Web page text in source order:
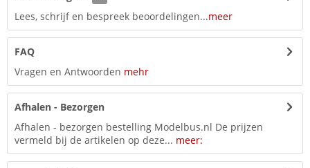
Lees, schrijf en bespreek beoordelingen...meer
FAQ
Vragen en Antwoorden mehr
Afhalen - Bezorgen
Afhalen - bezorgen bestelling Modelbus.nl De prijzen
vermeld bij de artikelen op deze... meer: